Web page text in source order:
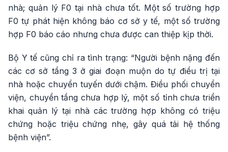
nhà; quản lý F0 tại nhà chưa tốt. Một số trường hợp
F0 tự phát hiện không báo cơ sở y tế, một số trường
hợp F0 báo cáo nhưng chưa được can thiệp kịp thời.
Bộ Y tế cũng chỉ ra tình trạng: “Người bệnh nặng đến
các cơ sở tầng 3 ở giai đoạn muộn do tự điều trị tại
nhà hoặc chuyển tuyến dưới chậm. Điều phối chuyển
viện, chuyển tầng chưa hợp lý, một số tỉnh chưa triển
khai quản lý tại nhà các trường hợp không có triệu
chứng hoặc triệu chứng nhẹ, gây quá tải hệ thống
bệnh viện”.